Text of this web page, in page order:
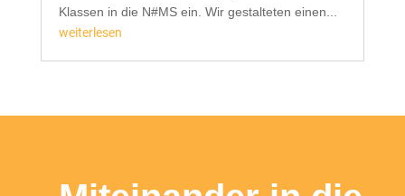
Klassen in die N#MS ein. Wir gestalteten einen...
weiterlesen